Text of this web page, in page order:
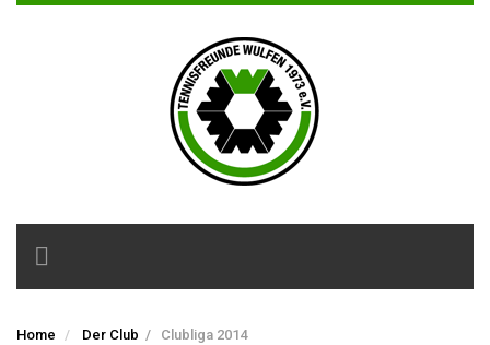
Toggle
navigation
Home Der Club / Clubliga 2014